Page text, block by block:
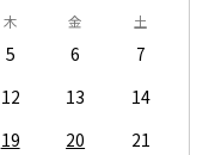
木 金 土
5 6
7
12 13
14
19 20
21